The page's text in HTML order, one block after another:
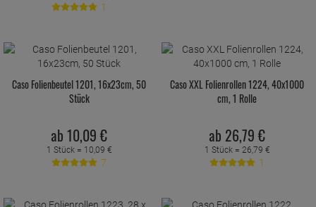
1
Caso Folienbeutel 1201, 16x23cm, 50
Stück
ab 10,09 €
1 Stück = 10,09 €
7
Caso XXL Folienrollen 1224, 40x1000
cm, 1 Rolle
ab 26,79 €
1 Stück = 26,79 €
1